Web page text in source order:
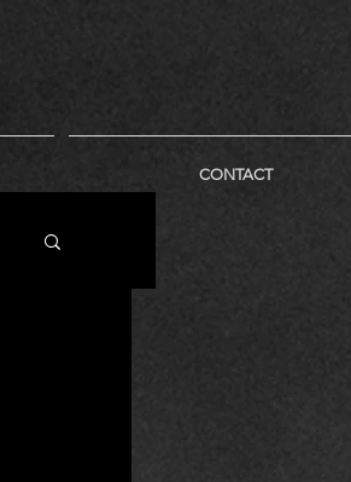
CONTACT